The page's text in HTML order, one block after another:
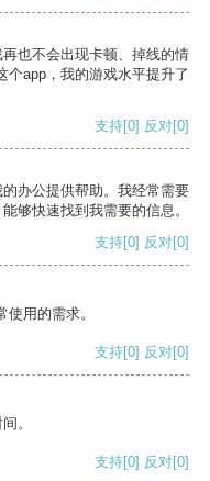
也不会出现卡顿、掉线的情
个app，我的游戏水平提升了
支持[0] 反对[0]
办公提供帮助。我经常需要
够快速找到我需要的信息。
支持[0] 反对[0]
用的需求。
支持[0] 反对[0]
。
支持[0] 反对[0]